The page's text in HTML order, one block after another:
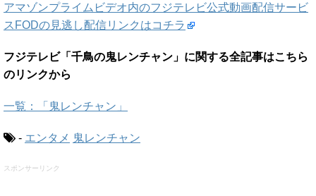
アマゾンプライムビデオ内のフジテレビ公式動画配信サービ
スFODの見逃し配信リンクはコチラ
フジテレビ「千鳥の鬼レンチャン」に関する全記事はこちら
のリンクから
一覧：「鬼レンチャン」
- エンタメ 鬼レンチャン
スポンサーリンク